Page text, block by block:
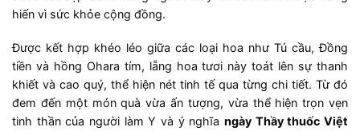
hiến vì sức khỏe cộng đồng.
Được kết hợp khéo léo giữa các loại hoa như Tú cầu, Đồng
tiền và hồng Ohara tím, lẵng hoa tươi này toát lên sự thanh
khiết và cao quý, thể hiện nét tinh tế qua từng chi tiết. Từ đó
đem đến một món quà vừa ấn tượng, vừa thể hiện trọn vẹn
tinh thần của người làm Y và ý nghĩa ngày Thầy thuốc Việt